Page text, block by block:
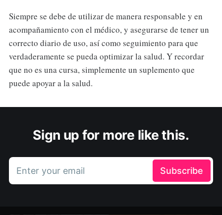
Siempre se debe de utilizar de manera responsable y en
acompañamiento con el médico, y asegurarse de tener un
correcto diario de uso, así como seguimiento para que
verdaderamente se pueda optimizar la salud. Y recordar
que no es una cursa, simplemente un suplemento que
puede apoyar a la salud.
Sign up for more like this.
Enter your email Subscribe